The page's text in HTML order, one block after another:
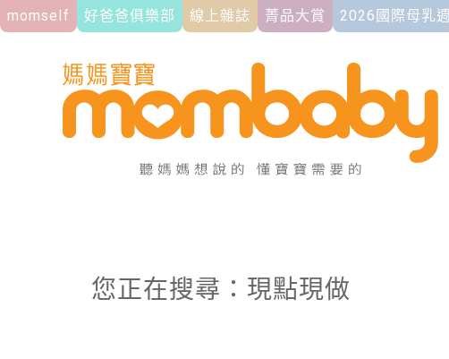
momself 好爸爸俱樂部 線上雜誌 菁品大賞 2026國際母乳週
您正在搜尋：現點現做